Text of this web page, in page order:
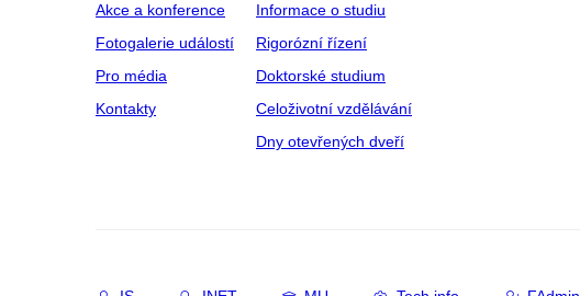
Akce a konference
Fotogalerie událostí
Pro média
Kontakty
Informace o studiu
Rigorózní řízení
Doktorské studium
Celoživotní vzdělávání
Dny otevřených dveří